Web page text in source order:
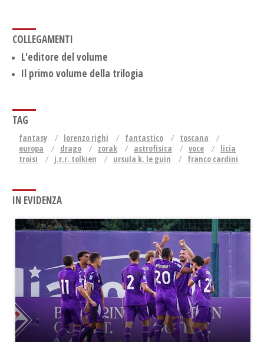
COLLEGAMENTI
L'editore del volume
Il primo volume della trilogia
TAG
fantasy lorenzo righi fantastico
toscana
europa
drago zorak astrofisica voce
licia
troisi
j.r.r. tolkien ursula k. le guin franco cardini
IN EVIDENZA